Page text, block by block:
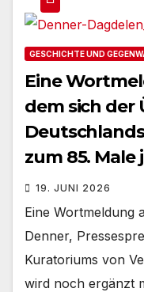
GESCHICHTE UND
Eine
dem sich der
Deutschlands
zum 85. Male
19. JUNI 2026
Eine Wortmeldung
Denner,
Kuratoriums von
wird noch ergänzt